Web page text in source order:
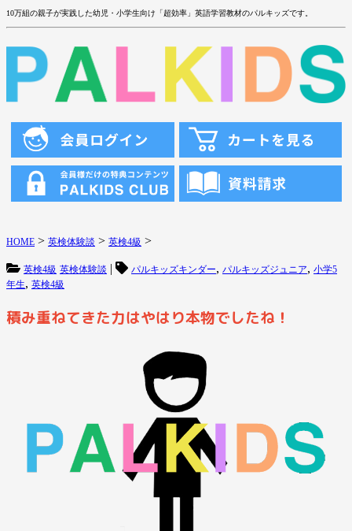
10万組の親子が実践した幼児・小学生向け「超効率」英語学習教材のパルキッズです。
HOME > 英検体験談 > 英検4級 >
英検4級 英検体験談 | パルキッズキンダー, パルキッズジュニア, 小学5
年生, 英検4級
積み重ねてきた力はやはり本物でしたね！